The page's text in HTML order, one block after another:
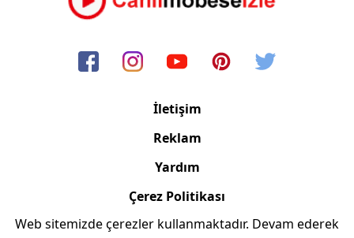
İletişim
Reklam
Yardım
Çerez Politikası
Web sitemizde çerezler kullanmaktadır. Devam ederek